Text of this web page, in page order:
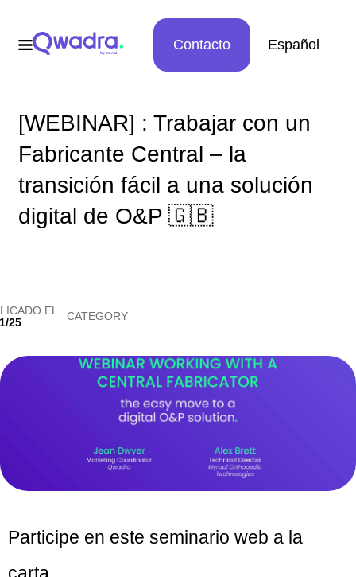
Contacto Español
[WEBINAR] : Trabajar con un
Fabricante Central – la
transición fácil a una solución
digital de O&P 🇬🇧
EL
25
CATEGORY
Participe en este seminario web a la
carta